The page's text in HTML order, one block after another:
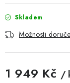
Skladem
Možnosti
1 949 Kč /